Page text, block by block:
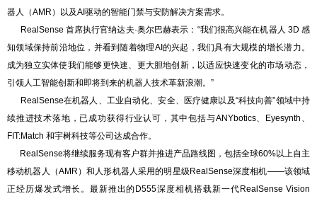
器人（AMR）以及AI驱动的智能门禁与安防解决方案需求。
RealSense 首席执行官纳达夫·奥尔巴赫表示：“我们很高兴能在机器人 3D 感
知领域保持前沿地位，并看到随着物理AI的兴起，我们具有大规模的增长潜力。
成为独立实体使我们能够更快速、更大胆地创新，以适应快速变化的市场动态，
引领人工智能创新和即将到来的机器人技术革新浪潮。”
RealSense在机器人、工业自动化、安全、医疗健康以及“科技向善”领域中持
续推进技术落地，已成功获得行业认可，其中包括与ANYbotics、Eyesynth、
FIT:Match 和宇树科技等公司达成合作。
RealSense将继续服务现有客户群并推进产品路线图，包括全球60%以上自主
移动机器人（AMR）和人形机器人采用的明星级RealSense深度相机——该领域
正经历爆发式增长。最新推出的D555深度相机搭载新一代RealSense Vision